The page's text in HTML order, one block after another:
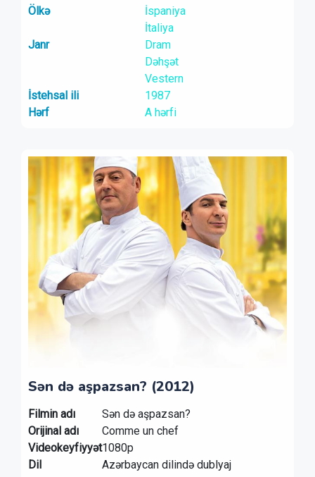
Ölkə
İspaniya
İtaliya
Janr
Dram
Dəhşət
Vestern
İstehsal ili
1987
Hərf
A hərfi
Sən də aşpazsan? (2012)
Filmin adı
Sən də aşpazsan?
Orijinal adı
Comme un chef
Videokeyfiyyət1080p
Dil
Azərbaycan dilində dublyaj